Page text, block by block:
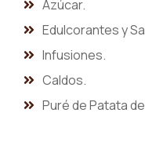
Azúcar.
Edulcorantes y
Infusiones.
Caldos.
Puré de Patata